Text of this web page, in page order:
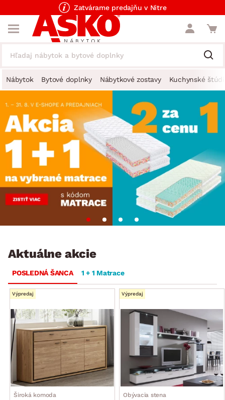
Zatvárame predajňu v Nitre
Nábytok Bytové doplnky Nábytkové zostavy Kuchynské
Aktuálne akcie
POSLEDNÁ ŠANCA 1 + 1 Matrace
Výpredaj
Široká komoda
Výpredaj
Obývacia stena